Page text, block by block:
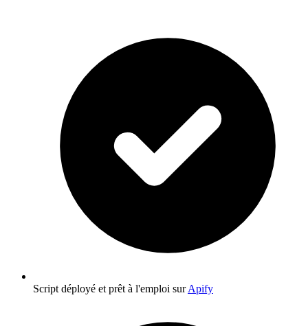
Script déployé et prêt à l'emploi surApify